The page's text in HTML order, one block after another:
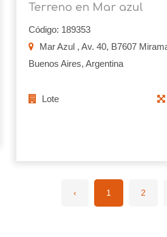
Terreno en Mar azul
Código: 189353
Mar Azul , Av. 40, B7607
Buenos Aires, Argentina
Lote
‹ 1 2